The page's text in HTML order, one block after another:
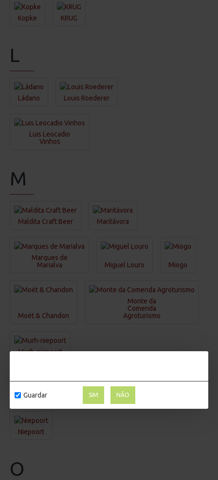
SIM NÃO
Guardar
Kopke KRUG
L
Ládano Louis Roederer
Luis Leocadio
Vinhos
M
Maldita Craft Beer Maritávora
Marques de
Marialva
Miguel Louro Miogo
Moët & Chandon
Monte da
Comenda
Agroturismo
Murh-niepoort
N
Niepoort
O